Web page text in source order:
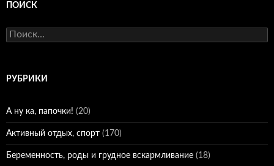
ПОИСК
Найти:
РУБРИКИ
А ну ка, папочки! (20)
Активный отдых, спорт (170)
Беременность, роды и грудное вскармливание (18)